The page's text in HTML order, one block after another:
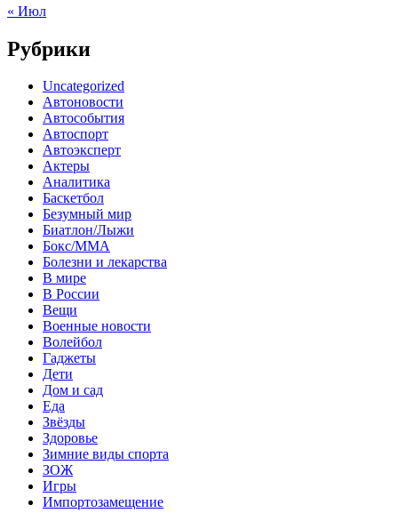
« Июл
Рубрики
Uncategorized
Автоновости
Автособытия
Автоспорт
Автоэксперт
Актеры
Аналитика
Баскетбол
Безумный мир
Биатлон/Лыжи
Бокс/MMA
Болезни и лекарства
В мире
В России
Вещи
Военные новости
Волейбол
Гаджеты
Дети
Дом и сад
Еда
Звёзды
Здоровье
Зимние виды спорта
ЗОЖ
Игры
Импортозамещение